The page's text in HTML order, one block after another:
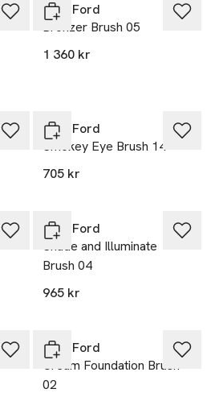
Tom Ford
Bronzer Brush 05
1 360 kr
Tom Ford
Smokey Eye Brush 14
705 kr
Tom Ford
Shade and Illuminate
Brush 04
965 kr
Tom Ford
Cream Foundation Brush
02